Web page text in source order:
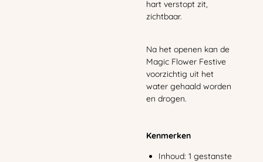
hart verstopt zit,
zichtbaar.
Na het openen kan de
Magic Flower Festive
voorzichtig uit het
water gehaald worden
en drogen.
Kenmerken
Inhoud: 1 gestanste